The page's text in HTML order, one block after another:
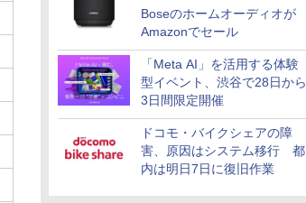
Boseのホームオーディオが
Amazonでセール
「Meta AI」を活用する体験
型イベント、渋谷で28日から
3日間限定開催
ドコモ・バイクシェアの障
害、原因はシステム移行 都
内は明日7日に復旧作業